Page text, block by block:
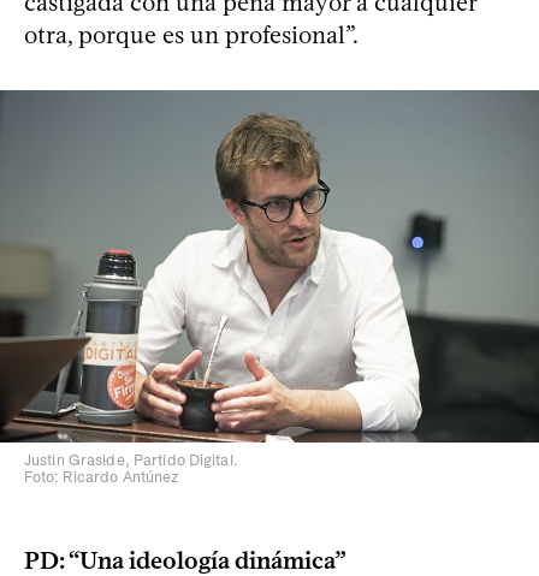
otra, porque es un profesional”.
Justin Graside, Partido Digital.
Foto: Ricardo Antúnez
PD: “Una ideología dinámica”